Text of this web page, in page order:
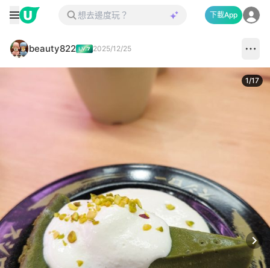
下載App
beauty822 2025/12/25
1/17